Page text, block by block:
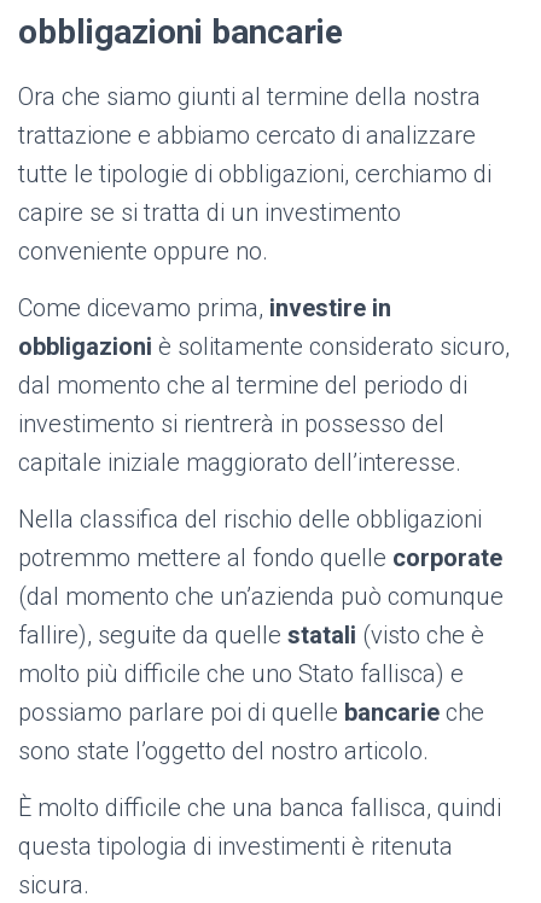
obbligazioni bancarie
Ora che siamo giunti al termine della nostra
trattazione e abbiamo cercato di analizzare
tutte le tipologie di obbligazioni, cerchiamo di
capire se si tratta di un investimento
conveniente oppure no.
Come dicevamo prima, investire in
obbligazioni è solitamente considerato sicuro,
dal momento che al termine del periodo di
investimento si rientrerà in possesso del
capitale iniziale maggiorato dell’interesse.
Nella classifica del rischio delle obbligazioni
potremmo mettere al fondo quelle corporate
(dal momento che un’azienda può comunque
fallire), seguite da quelle statali (visto che è
molto più difficile che uno Stato fallisca) e
possiamo parlare poi di quelle bancarie che
sono state l’oggetto del nostro articolo.
È molto difficile che una banca fallisca, quindi
questa tipologia di investimenti è ritenuta
sicura.